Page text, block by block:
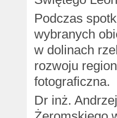
Podczas
wybranych
w dolinach
rozwoju
fotograficzna.
Dr inż.